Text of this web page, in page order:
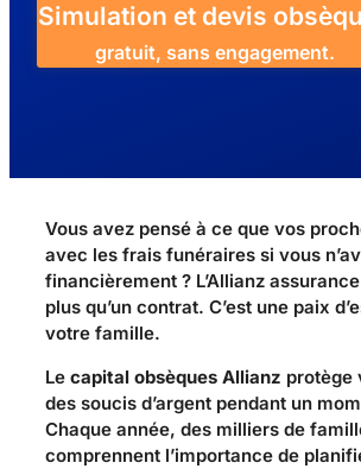
Simulation et devis
gratuit, sans engagement.
Vous avez pensé à ce que vos
avec les frais funéraires si vous
financièrement ? L’Allianz
plus qu’un contrat. C’est une paix
votre famille.
Le capital obsèques Allianz protège
des soucis d’argent pendant un
Chaque année, des milliers de
comprennent l’importance de